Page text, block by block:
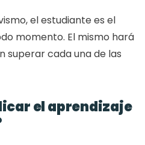
el estudiante es el
momento. El mismo hará
superar cada una de las
el aprendizaje